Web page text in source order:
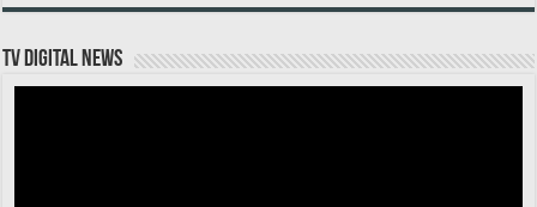
TV DIGITAL NEWS